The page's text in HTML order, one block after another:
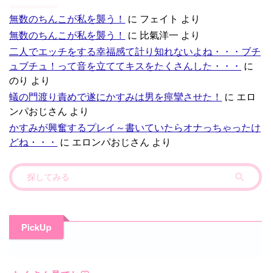
無数のちんこが私を襲う！ に フェイト より
無数のちんこが私を襲う！ に 比氣洋一 より
二人でエッチをする幸福感て計り知れないよね・・・ブチ
ュブチュ！って音を立ててキスをたくさんした・・・ に
のり より
蟻の門渡り責めで遂にかすみは男を痙攣させた！ に エロ
ンパおじさん より
かすみが興奮するプレイ～書いていたらオナっちゃったけ
どね・・・ に エロンパおじさん より
PickUp